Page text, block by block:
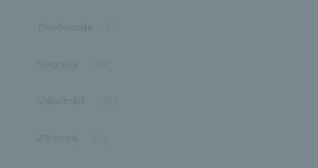
Ponferrada
Segovia
Valladolid